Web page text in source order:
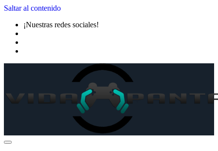
Saltar al contenido
¡Nuestras redes sociales!